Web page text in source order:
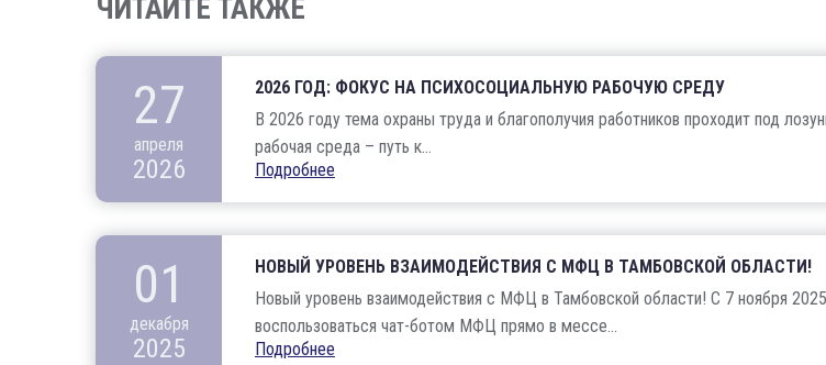
ЧИТАЙТЕ ТАКЖЕ
27
апреля
2026
2026 ГОД: ФОКУС НА ПСИХОСОЦИАЛЬНУЮ РАБОЧУЮ СРЕДУ
В 2026 году тема охраны труда и благополучия работников проходит под
рабочая среда – путь к...
Подробнее
01
декабря
2025
НОВЫЙ УРОВЕНЬ ВЗАИМОДЕЙСТВИЯ С МФЦ В ТАМБОВСКОЙ ОБЛАСТИ!
Новый уровень взаимодействия с МФЦ в Тамбовской области! С 7 ноября
воспользоваться чат-ботом МФЦ прямо в мессе...
Подробнее